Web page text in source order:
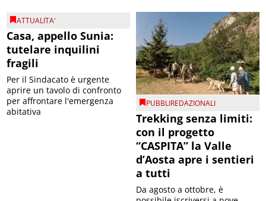
ATTUALITA'
Casa, appello Sunia:
tutelare inquilini
fragili
Per il Sindacato è urgente
aprire un tavolo di confronto
per affrontare l'emergenza
abitativa
PUBBLIREDAZIONALI
Trekking senza limiti:
con il progetto
“CASPITA” la Valle
d’Aosta apre i sentieri
a tutti
Da agosto a ottobre, è